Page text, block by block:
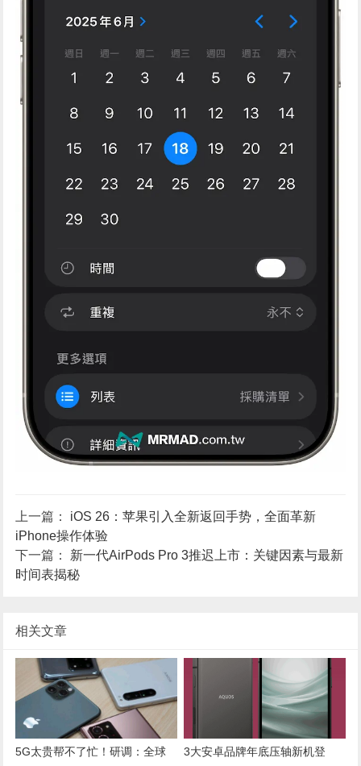
上一篇： iOS 26：苹果引入全新返回手势，全面革新
iPhone操作体验
下一篇： 新一代AirPods Pro 3推迟上市：关键因素与最新
时间表揭秘
相关文章
5G太贵帮不了忙！研调：全球
3大安卓品牌年底压轴新机登